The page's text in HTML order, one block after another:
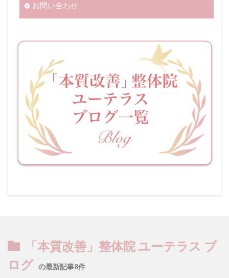
お問い合わせ
「本質改善」整体院 ユーテラス ブ
ログ の最新記事8件